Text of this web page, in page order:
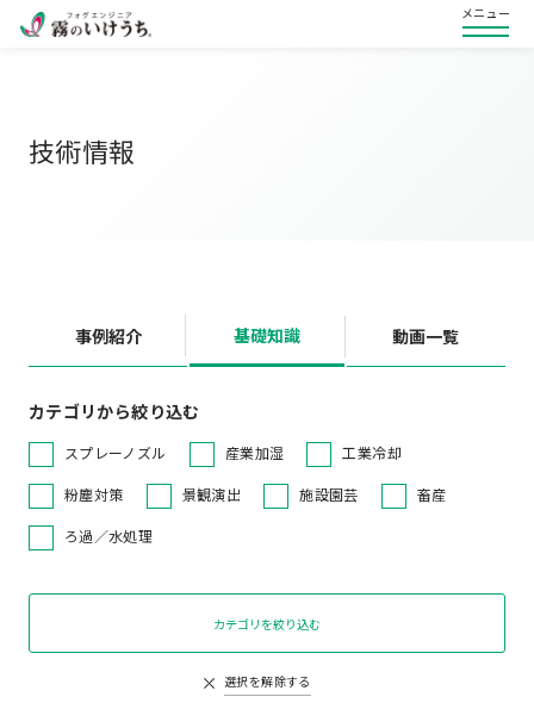
メニュー
技術情報
事例紹介 基礎知識 動画一覧
カテゴリから絞り込む
スプレーノズル 産業加湿 工業冷却
粉塵対策 景観演出 施設園芸 畜産
ろ過／水処理
カテゴリを絞り込む
選択を解除する